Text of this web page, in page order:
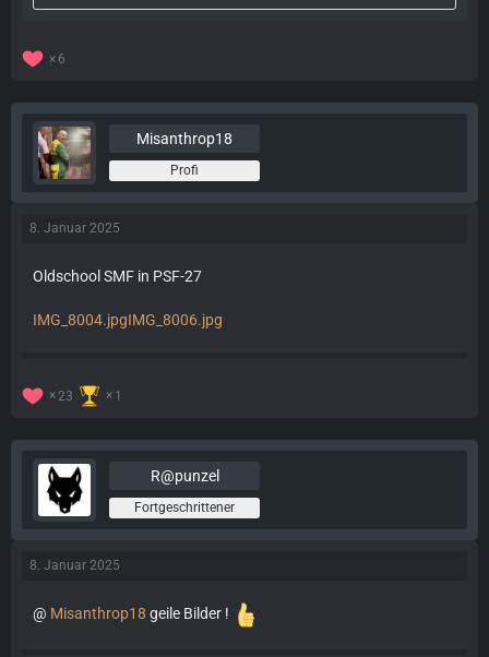
6
Misanthrop18
Profi
8. Januar 2025
Oldschool SMF in PSF-27
IMG_8004.jpgIMG_8006.jpg
23 1
R@punzel
Fortgeschrittener
8. Januar 2025
@ Misanthrop18 geile Bilder !